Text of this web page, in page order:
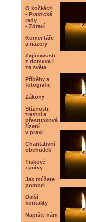
O kočkách
- Praktické
rady
- Zdraví
Komentáře
a názory
Zajímavosti
z domova i
ze světa
Příběhy a
fotografie
Zákony
Stížnosti,
trestní a
přestupková
řízení
v praxi
Charitativní
obchůdek
Tiskové
zprávy
Jak můžete
pomoci
Další
kontakty
Napište nám